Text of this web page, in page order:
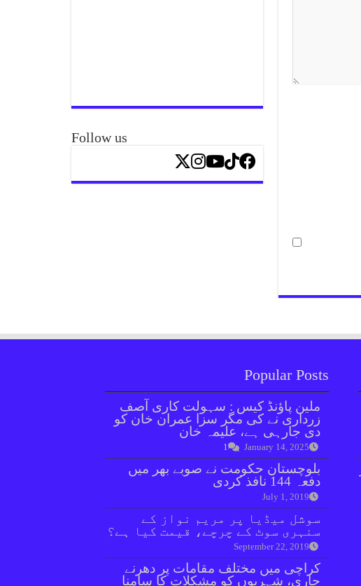
Follow us
Popular Posts
ملین پاؤنڈ کیس : سہولت کاری آصف
زرداری نے کی مگر سزا عمران خان کو
دی جارہی ہے، علیمہ خان
January 14, 2025
1
بلوچستان حکومت نے صوبے بھر میں
دفعہ 144 نافذ کردی
July 1, 2019
سوشل میڈیا پر مریم نواز کے
سنہری سوٹ کے چرچے، قیمت کیا ہے؟
September 22, 2019
کراچی میں مختلف مقامات پر دھرنے
جاری، شہریوں کو مشکلات کا سامنا